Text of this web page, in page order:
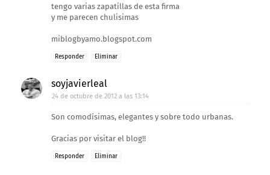
tengo varias zapatillas de esta firma
y me parecen chulisimas
miblogbyamo.blogspot.com
Responder Eliminar
soyjavierleal
24 de octubre de 2012 a las 13:14
Son comodísimas, elegantes y sobre todo urbanas.
Gracias por visitar el blog!!
Responder Eliminar